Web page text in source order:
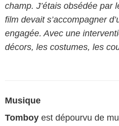
champ. J’étais obsédée par
film devait s’accompagner
engagée. Avec une
décors, les costumes, les
Musique
Tomboy est dépourvu de